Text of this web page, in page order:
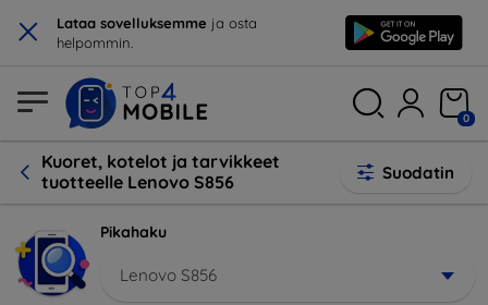
× Lataa sovelluksemme ja osta
helpommin.
0
Kuoret, kotelot ja tarvikkeet
tuotteelle Lenovo S856
Suodatin
Pikahaku
Lenovo S856